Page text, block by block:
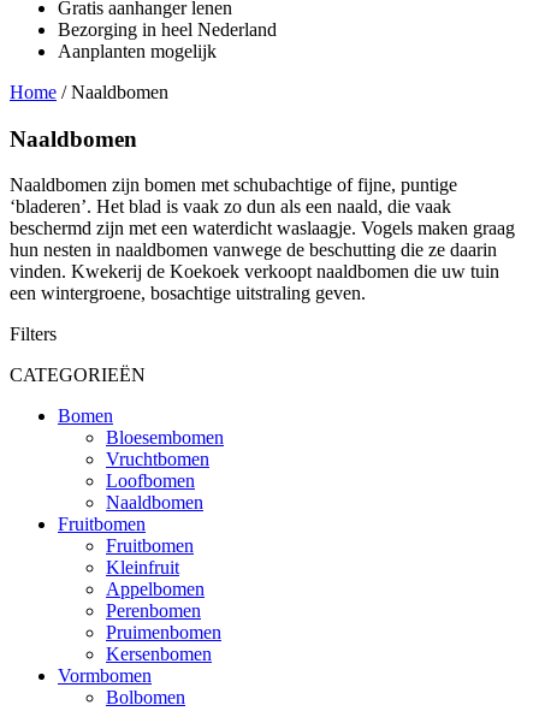
Gratis aanhanger lenen
Bezorging in heel Nederland
Aanplanten mogelijk
Home /Naaldbomen
Naaldbomen
Naaldbomen zijn bomen met schubachtige of fijne, puntige
‘bladeren’. Het blad is vaak zo dun als een naald, die vaak
beschermd zijn met een waterdicht waslaagje. Vogels maken graag
hun nesten in naaldbomen vanwege de beschutting die ze daarin
vinden. Kwekerij de Koekoek verkoopt naaldbomen die uw tuin
een wintergroene, bosachtige uitstraling geven.
Filters
CATEGORIEËN
Bomen
Bloesembomen
Vruchtbomen
Loofbomen
Naaldbomen
Fruitbomen
Fruitbomen
Kleinfruit
Appelbomen
Perenbomen
Pruimenbomen
Kersenbomen
Vormbomen
Bolbomen